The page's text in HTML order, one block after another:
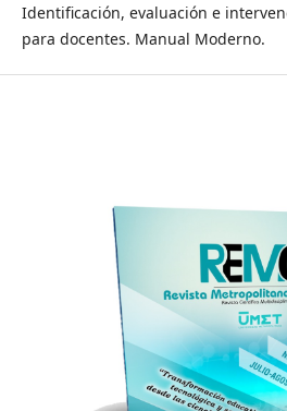
Identificación, evaluación e
para docentes. Manual Moderno.